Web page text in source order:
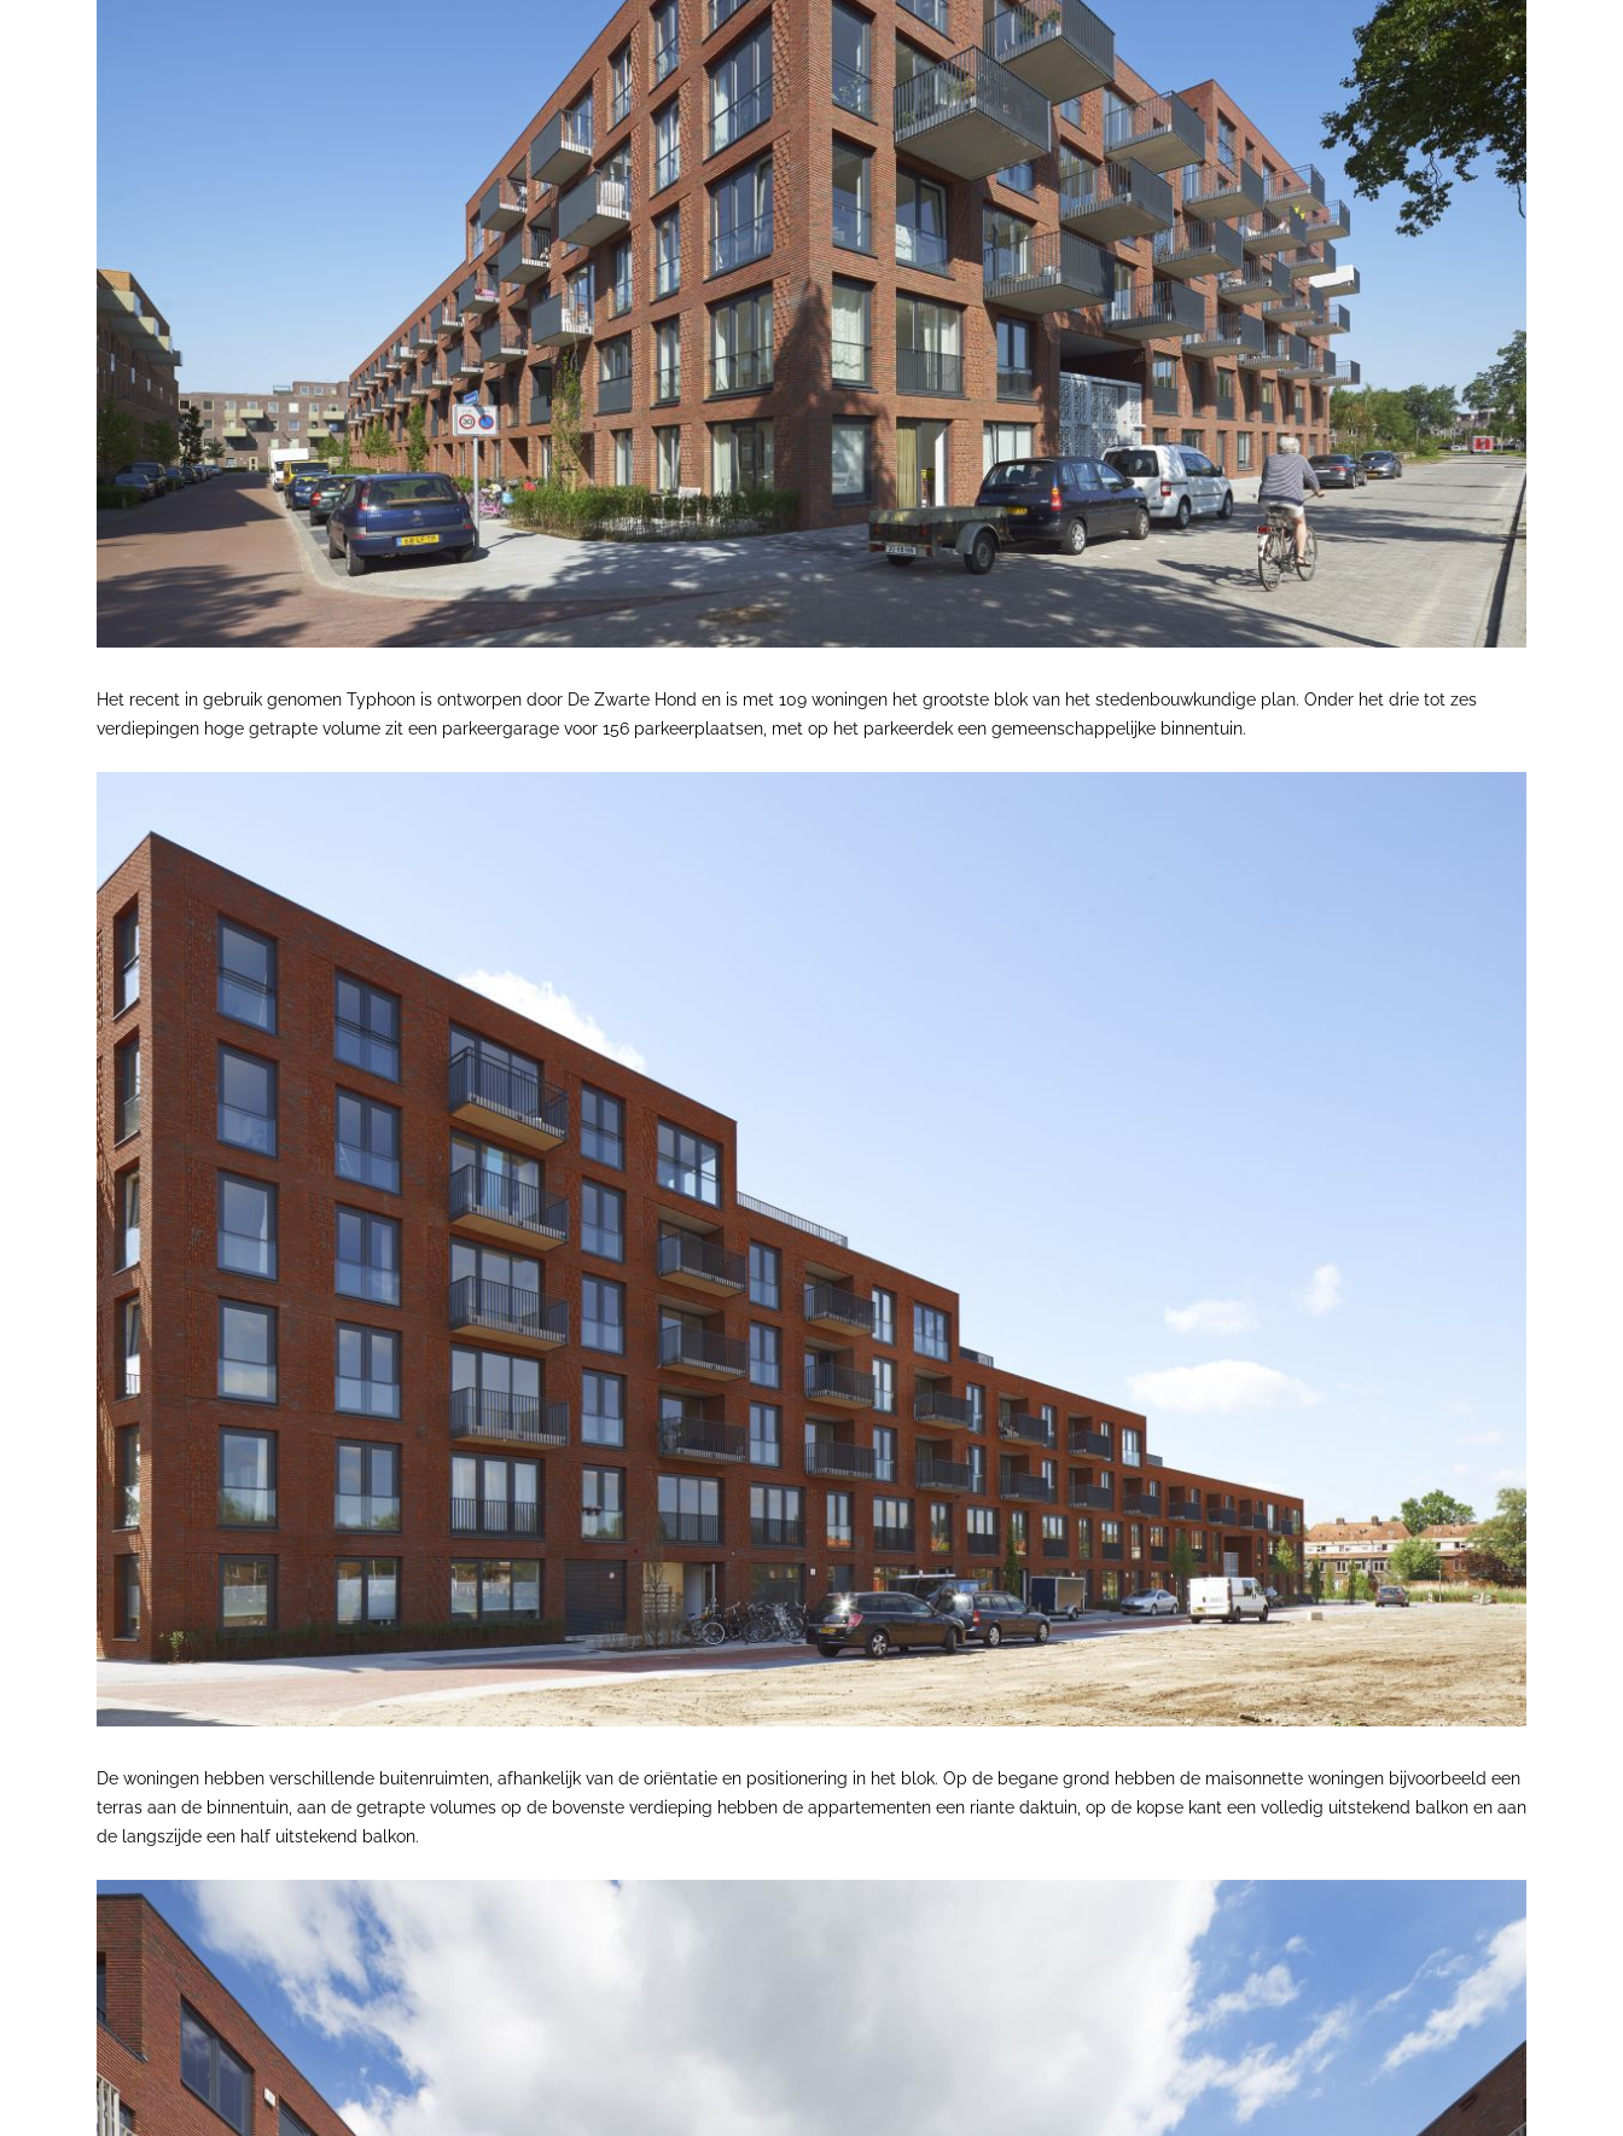
Het recent in gebruik genomen Typhoon is ontworpen door De Zwarte Hond en is met 109 woningen het grootste blok van het stedenbouwkundige plan. Onder het drie tot zes
verdiepingen hoge getrapte volume zit een parkeergarage voor 156 parkeerplaatsen, met op het parkeerdek een gemeenschappelijke binnentuin.
De woningen hebben verschillende buitenruimten, afhankelijk van de oriëntatie en positionering in het blok. Op de begane grond hebben de maisonnette woningen bijvoorbeeld een
terras aan de binnentuin, aan de getrapte volumes op de bovenste verdieping hebben de appartementen een riante daktuin, op de kopse kant een volledig uitstekend balkon en aan
de langszijde een half uitstekend balkon.